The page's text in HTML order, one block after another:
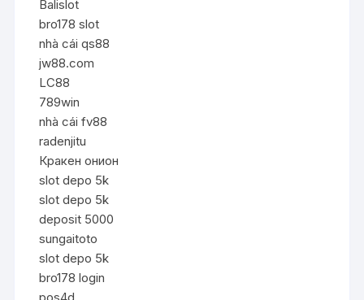
Balislot
bro178 slot
nhà cái qs88
jw88.com
LC88
789win
nhà cái fv88
radenjitu
Кракен онион
slot depo 5k
slot depo 5k
deposit 5000
sungaitoto
slot depo 5k
bro178 login